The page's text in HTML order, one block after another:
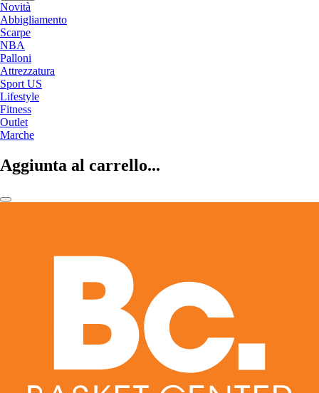
Novità
Abbigliamento
Scarpe
NBA
Palloni
Attrezzatura
Sport US
Lifestyle
Fitness
Outlet
Marche
Aggiunta al carrello...